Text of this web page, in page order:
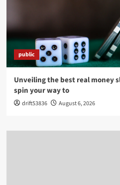
public
Unveiling the best real money
spin your way to
drift53836 August 6, 2026